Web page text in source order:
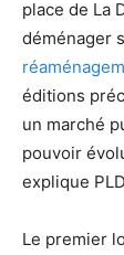
place de La
déménager
éditions
un marché
pouvoir
explique
Le premier